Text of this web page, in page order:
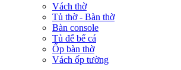
Vách thờ
Tủ thờ - Bàn thờ
Bàn console
Tủ để bể cá
Ốp bàn thờ
Vách ốp tường